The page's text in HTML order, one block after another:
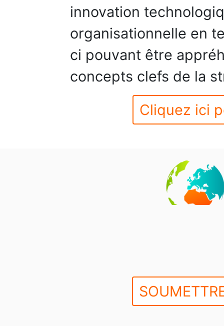
innovation
organisationnelle en
ci pouvant être
concepts clefs de la
Cliquez ici